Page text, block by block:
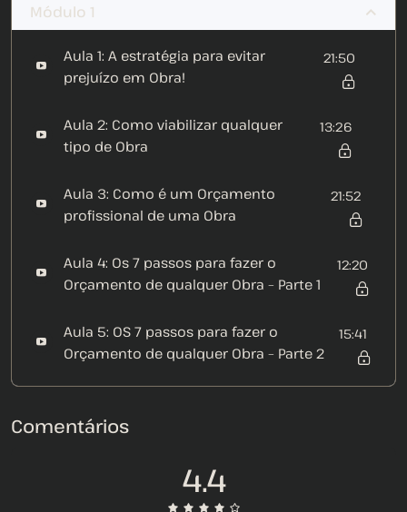
Módulo 1
Aula 1: A estratégia para evitar
prejuízo em Obra!
21:50
Aula 2: Como viabilizar qualquer
tipo de Obra
13:26
Aula 3: Como é um Orçamento
profissional de uma Obra
21:52
Aula 4: Os 7 passos para fazer o
Orçamento de qualquer Obra – Parte 1
12:20
Aula 5: OS 7 passos para fazer o
Orçamento de qualquer Obra – Parte 2
15:41
Comentários
4.4